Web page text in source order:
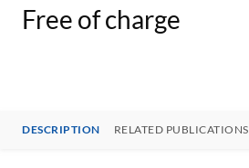
Free of charge
DESCRIPTION RELATED PUBLICATIONS